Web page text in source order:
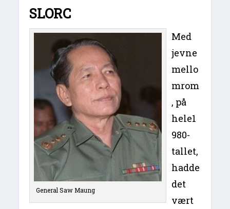
SLORC
General Saw Maung
Med
jevne
mello
mrom
, på
hele1
980-
tallet,
hadde
det
vært